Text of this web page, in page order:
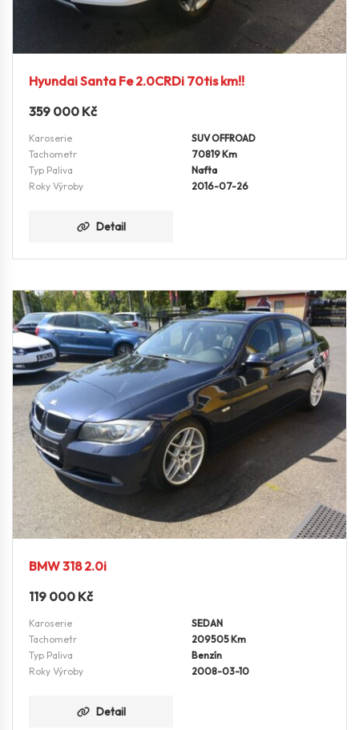
Hyundai Santa Fe 2.0CRDi 70tis km!!
359 000 Kč
Karoserie
SUV OFFROAD
Tachometr
70819 Km
Typ Paliva
Nafta
Roky Výroby
2016-07-26
Detail
BMW 318 2.0i
119 000 Kč
Karoserie
SEDAN
Tachometr
209505 Km
Typ Paliva
Benzín
Roky Výroby
2008-03-10
Detail